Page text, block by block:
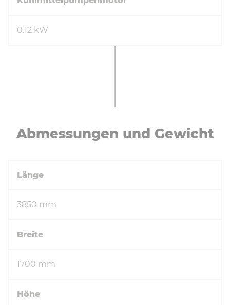
0.12 kW
Ab­mes­sun­gen und Gewicht
Länge
3850 mm
Breite
1700 mm
Höhe